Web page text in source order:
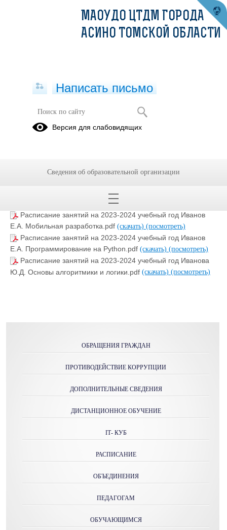
Расписание
Новокшонов А.С. Программирование роботов.pdf
Расписание занятий на 2023-2024 учебный год Иванов
Е.А. Мобильная разработка.pdf (скачать) (посмотреть)
Расписание занятий на 2023-2024 учебный год Иванов
Е.А. Программирование на Python.pdf (скачать) (посмотреть)
Расписание занятий на 2023-2024 учебный год Иванова
Ю.Д. Основы алгоритмики и логики.pdf (скачать) (посмотреть)
ОБРАЩЕНИЯ ГРАЖДАН
ПРОТИВОДЕЙСТВИЕ КОРРУПЦИИ
ДОПОЛНИТЕЛЬНЫЕ СВЕДЕНИЯ
ДИСТАНЦИОННОЕ ОБУЧЕНИЕ
IТ- КУБ
РАСПИСАНИЕ
ОБЪЕДИНЕНИЯ
ПЕДАГОГАМ
ОБУЧАЮЩИМСЯ
МАОУДО ЦТДМ ГОРОДА
АСИНО ТОМСКОЙ ОБЛАСТИ
Написать письмо
Версия для слабовидящих
Сведения об образовательной организации